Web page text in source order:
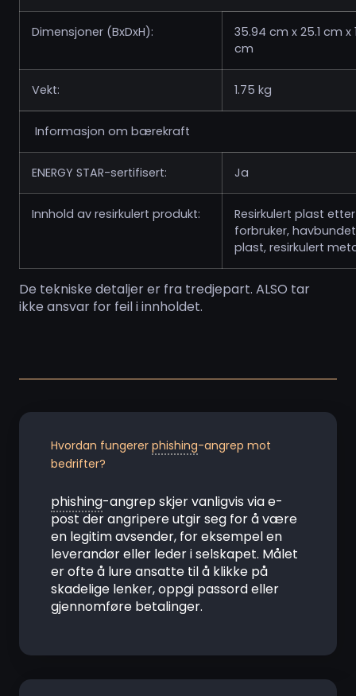
Dimensjoner (BxDxH):
35.94 cm x 25.1 cm x
cm
Vekt: 1.75 kg
Informasjon om bærekraft
ENERGY STAR-sertifisert: Ja
Innhold av resirkulert produkt:
Resirkulert plast etter
forbruker, havbundet
plast, resirkulert
De tekniske detaljer er fra tredjepart. ALSO tar
ikke ansvar for feil i innholdet.
Hvordan fungerer phishing-angrep mot
bedrifter?
phishing-angrep skjer vanligvis via e-
post der angripere utgir seg for å være
en legitim avsender, for eksempel en
leverandør eller leder i selskapet. Målet
er ofte å lure ansatte til å klikke på
skadelige lenker, oppgi passord eller
gjennomføre betalinger.